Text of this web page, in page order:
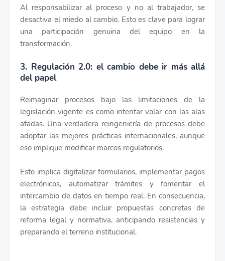
Al responsabilizar al proceso y no al trabajador, se
desactiva el miedo al cambio. Esto es clave para lograr
una participación genuina del equipo en la
transformación.
3. Regulación 2.0: el cambio debe ir más allá
del papel
Reimaginar procesos bajo las limitaciones de la
legislación vigente es como intentar volar con las alas
atadas. Una verdadera reingeniería de procesos debe
adoptar las mejores prácticas internacionales, aunque
eso implique modificar marcos regulatorios.
Esto implica digitalizar formularios, implementar pagos
electrónicos, automatizar trámites y fomentar el
intercambio de datos en tiempo real. En consecuencia,
la estrategia debe incluir propuestas concretas de
reforma legal y normativa, anticipando resistencias y
preparando el terreno institucional.